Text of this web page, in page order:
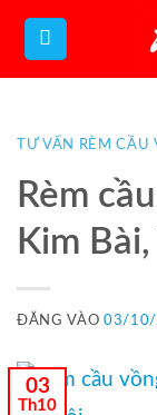
qua
TƯ VẤN RÈM
Rèm
Kim
ĐĂNG VÀO03/10/
03
Th10